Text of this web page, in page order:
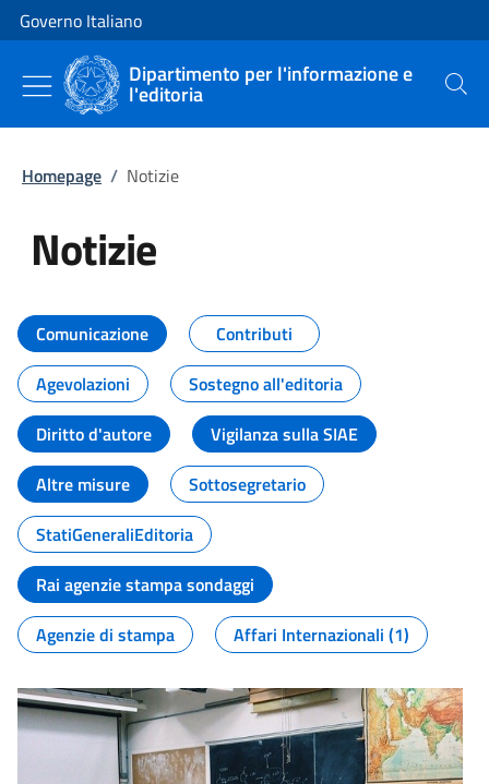
Vai al contenuto
Vai alla navigazione del sito
Governo Italiano
Dipartimento per l'informazione e
l'editoria Cerca
Homepage / Notizie
Notizie
Tutti i contenuti della pagina
Comunicazione
Contributi
Agevolazioni
Sostegno all'editoria
Diritto d'autore
Vigilanza sulla SIAE
Altre misure
Sottosegretario
StatiGeneraliEditoria
Rai agenzie stampa sondaggi
Agenzie di stampa
Affari Internazionali (1)